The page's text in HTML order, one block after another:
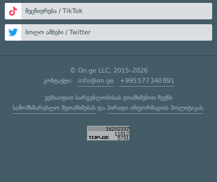
მეცნიერება / TikTok
ბოლო ამბები / Twitter
© On.ge LLC, 2015–2026
კონტაქტი: info@on.ge +995 577 340 891
ვებსაიტით სარგებლობისას ეთანხმებით ჩვენს
სამომხმარებლო შეთანხმებასდა პირადი ინფორმაციის პოლიტიკას.